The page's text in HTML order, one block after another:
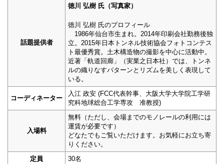
話題提供者
徳川 弘樹 氏（写真家）
徳川 弘樹 氏のプロフィール
1986年仙台市生まれ。2014年印刷会社勤務後独
立。2015年日本トンネル技術協会フォトコンテス
ト最優秀賞。土木構造物の撮影を中心に活動中。
近著「軌道回廊」（実業之日本社）では、トンネ
ルの織りなすパターンとリズムを美しく表現して
いる。
コーディネーター
入江 政安 (FCC代表幹事、大阪大学大学院工学研
究科地球総合工学専攻 准教授)
入場料
無料（ただし、会場までのモノレールの利用には
運賃が必要です）
どなたでもご覧いただけます。お気軽にお立ち寄
りください。
定員
30名